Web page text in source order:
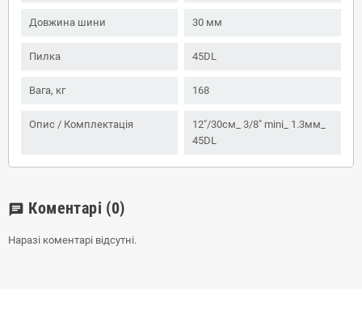
Довжина шини 30 мм
Пилка 45DL
Вага, кг 168
Опис / Комплектація
12"/30см_ 3/8" mini_ 1.3мм_
45DL
chat Коментарі (0)
Наразі коментарі відсутні.